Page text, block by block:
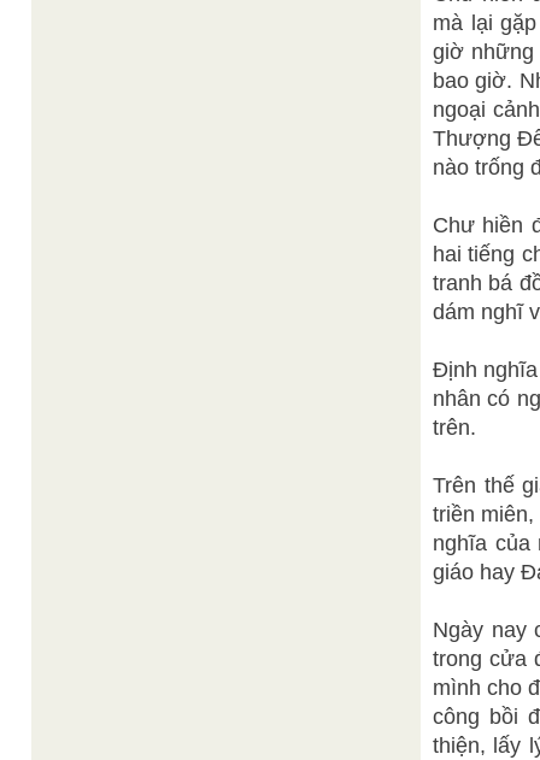
mà lại
giờ
bao giờ.
ngoại
Thượng
nào trống
Chư hiền
hai tiếng
tranh bá
dám nghĩ
Định
nhân có
trên.
Trên thế
triền
nghĩa của
giáo hay
Ngày nay
trong cửa
mình cho
công bồi
thiện, lấy